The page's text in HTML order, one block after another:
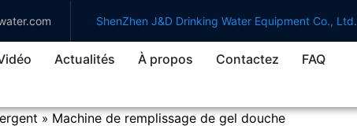
ShenZhen J&D Drinking Water Equipment Co., Ltd.
Actualités À propos Contactez FAQ
» Machine de remplissage de gel douche